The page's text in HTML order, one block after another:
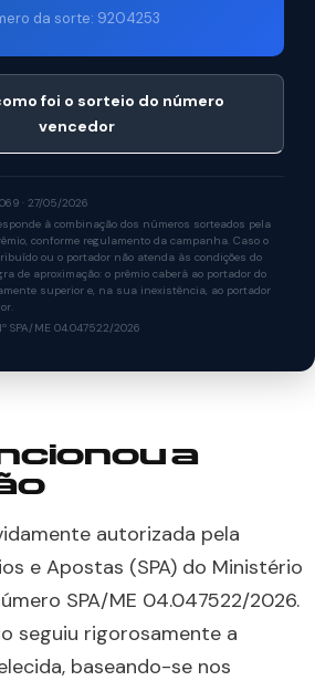
da sorte: 9204253
foi o sorteio do número
vencedor
· 27/05/2026
à combinação dos números sorteados pela
conforme regulamento da campanha. Caso o
ou o portador não atenda às condições do
de aproximação: o prêmio caberá ao portador do
superior e, na sua inexistência, ao portador
SPA/ME 04.047522/2026
a
autorizada pela
e Apostas (SPA) do Ministério
SPA/ME 04.047522/2026.
seguiu rigorosamente a
baseando-se nos